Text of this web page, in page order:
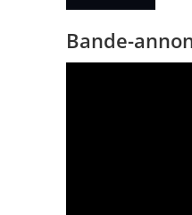
Bande-